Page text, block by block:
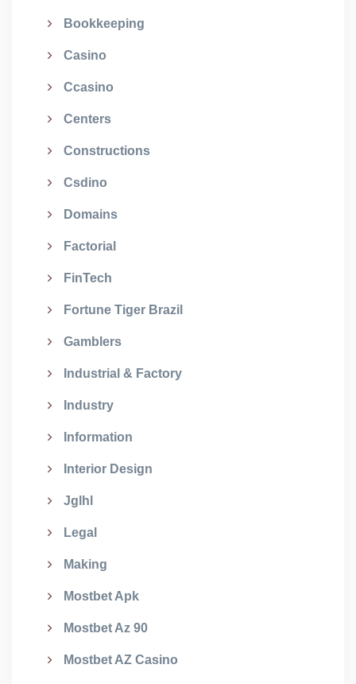
Bookkeeping
Casino
Ccasino
Centers
Constructions
Csdino
Domains
Factorial
FinTech
Fortune Tiger Brazil
Gamblers
Industrial & Factory
Industry
Information
Interior Design
Jglhl
Legal
Making
Mostbet Apk
Mostbet Az 90
Mostbet AZ Casino